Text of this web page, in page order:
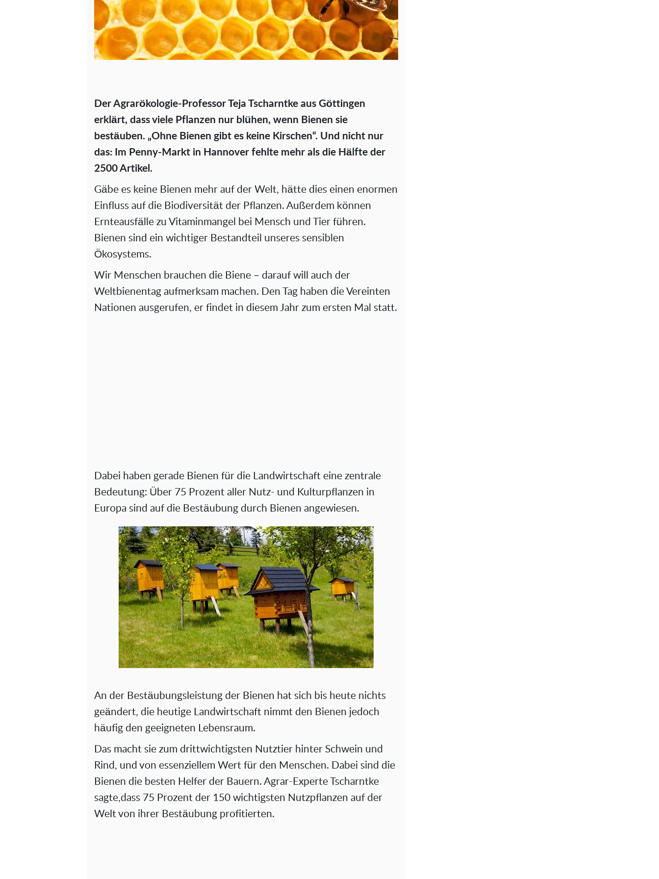
Der Agrarökologie-Professor Teja Tscharntke aus Göttingen
erklärt, dass viele Pflanzen nur blühen, wenn Bienen sie
bestäuben. „Ohne Bienen gibt es keine Kirschen“. Und nicht nur
das: Im Penny-Markt in Hannover fehlte mehr als die Hälfte der
2500 Artikel.
Gäbe es keine Bienen mehr auf der Welt, hätte dies einen enormen
Einfluss auf die Biodiversität der Pflanzen. Außerdem können
Ernteausfälle zu Vitaminmangel bei Mensch und Tier führen.
Bienen sind ein wichtiger Bestandteil unseres sensiblen
Ökosystems.
Wir Menschen brauchen die Biene – darauf will auch der
Weltbienentag aufmerksam machen. Den Tag haben die Vereinten
Nationen ausgerufen, er findet in diesem Jahr zum ersten Mal statt.
Dabei haben gerade Bienen für die Landwirtschaft eine zentrale
Bedeutung: Über 75 Prozent aller Nutz- und Kulturpflanzen in
Europa sind auf die Bestäubung durch Bienen angewiesen.
An der Bestäubungsleistung der Bienen hat sich bis heute nichts
geändert, die heutige Landwirtschaft nimmt den Bienen jedoch
häufig den geeigneten Lebensraum.
Das macht sie zum drittwichtigsten Nutztier hinter Schwein und
Rind, und von essenziellem Wert für den Menschen. Dabei sind die
Bienen die besten Helfer der Bauern. Agrar-Experte Tscharntke
sagte,dass 75 Prozent der 150 wichtigsten Nutzpflanzen auf der
Welt von ihrer Bestäubung profitierten.